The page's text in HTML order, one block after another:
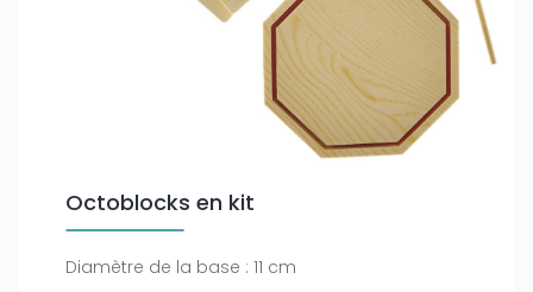
Octoblocks en kit
Diamètre de la base : 11 cm